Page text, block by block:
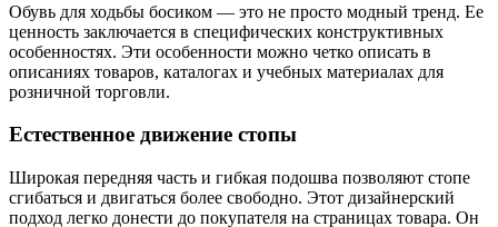
Обувь для ходьбы босиком — это не просто модный тренд. Ее
ценность заключается в специфических конструктивных
особенностях. Эти особенности можно четко описать в
описаниях товаров, каталогах и учебных материалах для
розничной торговли.
Естественное движение стопы
Широкая передняя часть и гибкая подошва позволяют стопе
сгибаться и двигаться более свободно. Этот дизайнерский
подход легко донести до покупателя на страницах товара. Он